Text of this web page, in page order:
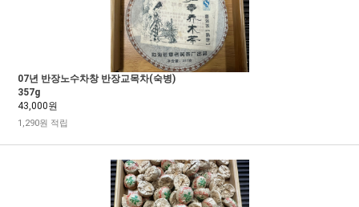
07년 반장노수차창 반장교목차(숙병)
357g
43,000원
1,290원 적립